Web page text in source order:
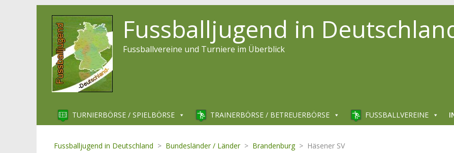
Fussballjugend in
Fussballvereine und Turniere im Überblick
TURNIERBÖRSE / SPIELBÖRSE TRAINERBÖRSE / BETREUERBÖRSE FUSSBALLVEREINE
Fussballjugend in Deutschland > Bundesländer / Länder > Brandenburg > Häsener SV